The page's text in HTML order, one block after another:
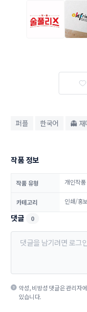
퍼플 한국어 👻 재
작품 정보
작품 유형 개인작품
카테고리 인쇄/홍
댓글 0
악성, 비방성 댓글은 관리자
있습니다.